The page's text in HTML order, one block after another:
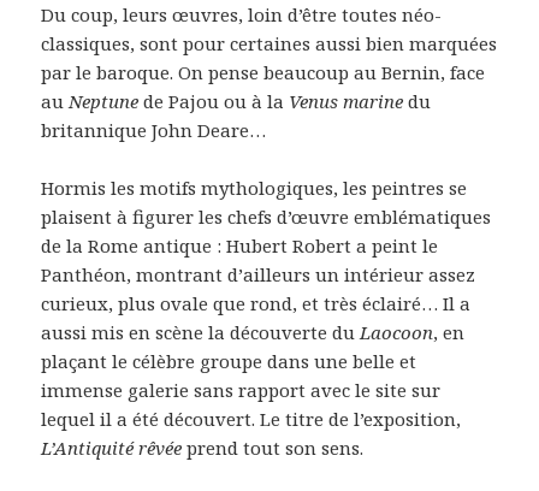
Du coup, leurs œuvres, loin d’être toutes néo-
classiques, sont pour certaines aussi bien marquées
par le baroque. On pense beaucoup au Bernin, face
au Neptune de Pajou ou à la Venus marine du
britannique John Deare…
Hormis les motifs mythologiques, les peintres se
plaisent à figurer les chefs d’œuvre emblématiques
de la Rome antique : Hubert Robert a peint le
Panthéon, montrant d’ailleurs un intérieur assez
curieux, plus ovale que rond, et très éclairé… Il a
aussi mis en scène la découverte du Laocoon, en
plaçant le célèbre groupe dans une belle et
immense galerie sans rapport avec le site sur
lequel il a été découvert. Le titre de l’exposition,
L’Antiquité rêvée prend tout son sens.